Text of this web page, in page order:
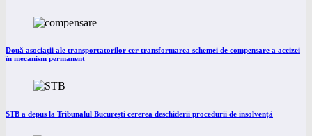
Două asociații ale transportatorilor cer transformarea schemei de compensare a accizei
în mecanism permanent
STB a depus la Tribunalul București cererea deschiderii procedurii de insolvență